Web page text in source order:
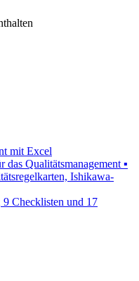
mit Excel
Qualitätsmanagement ▪
Ishikawa-
Checklisten und 17